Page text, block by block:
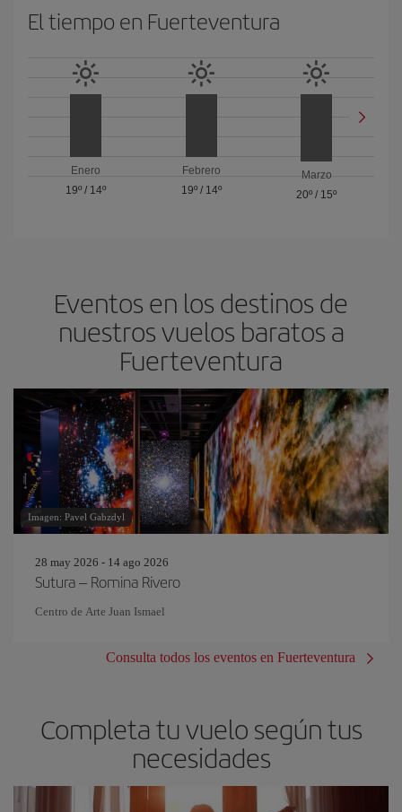
El tiempo en Fuerteventura
Enero
19º/ 14º
Febrero
19º/ 14º
Marzo
20º / 15º
Eventos en los destinos de
nuestros vuelos baratos a
Fuerteventura
Imagen: Pavel Gabzdyl
28 may 2026 - 14 ago 2026
Sutura – Romina Rivero
Centro de Arte Juan Ismael
Consulta todos los eventos en Fuerteventura
Completa tu vuelo según tus
necesidades